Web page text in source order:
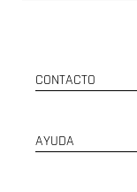
CONTACTO
AYUDA